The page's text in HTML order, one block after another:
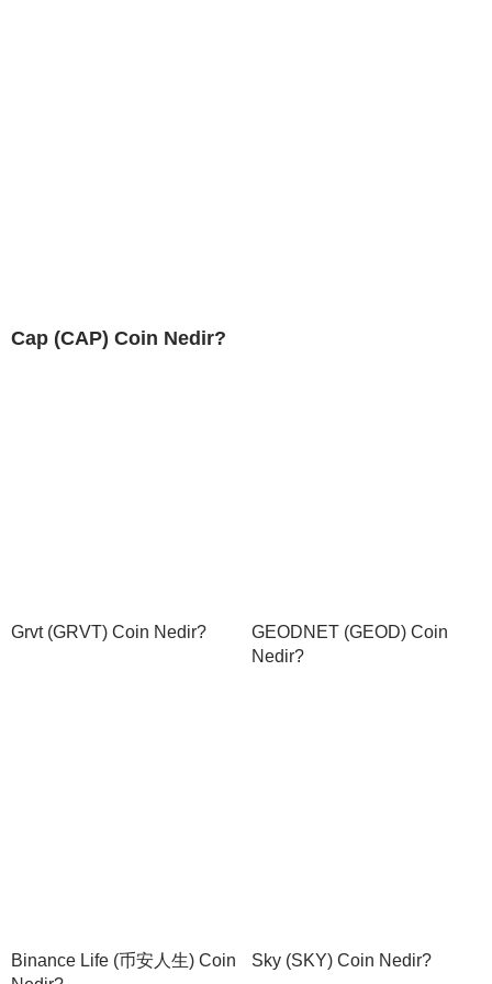
Cap (CAP) Coin Nedir?
Grvt (GRVT) Coin Nedir?
GEODNET (GEOD) Coin
Nedir?
Binance Life (币安人生) Coin
Sky (SKY) Coin Nedir?